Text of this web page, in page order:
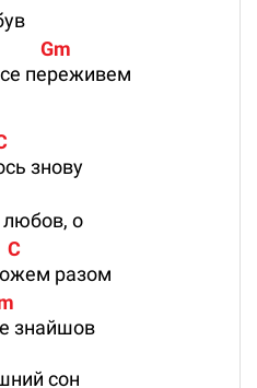
Gm
переживем
знову
любов, о
C
разом
знайшов
сон